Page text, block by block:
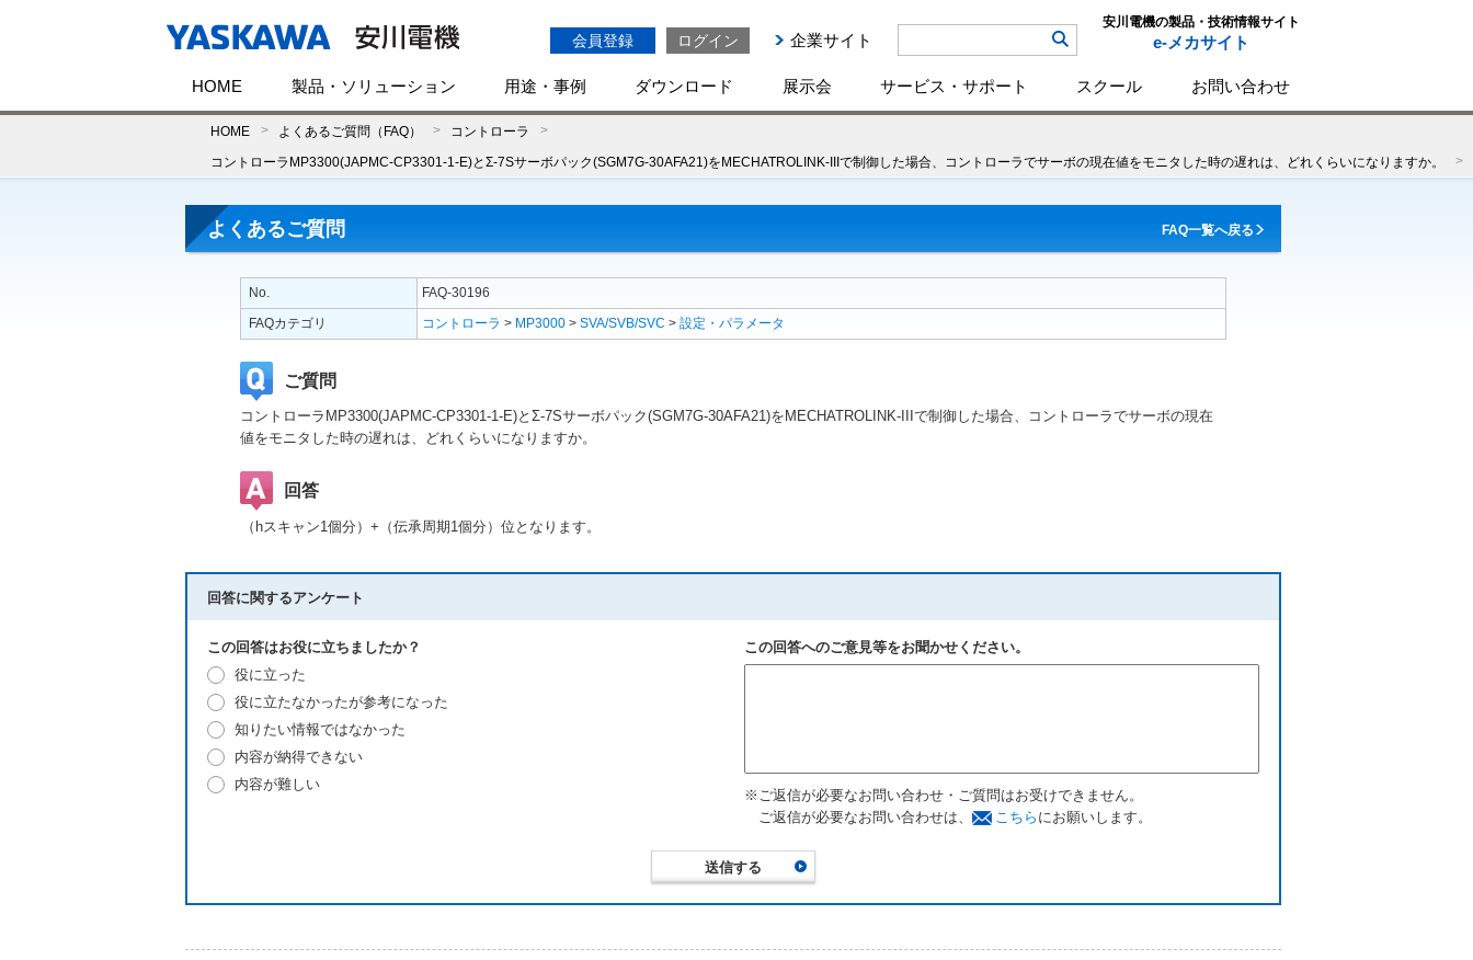
会員登録 ログイン 企業サイト
安川電機の製品・技術情報サイト
e-メカサイト
HOME 製品・ソリューション 用途・事例 ダウンロード 展示会 サービス・サポート スクール お問い合わせ
HOME よくあるご質問（FAQ） コントローラ
コントローラMP3300(JAPMC-CP3301-1-E)とΣ-7Sサーボパック(SGM7G-30AFA21)をMECHATROLINK-IIIで制御した場合、コントローラでサーボの現在値をモニタした時の遅れは、どれくらいになりますか。
よくあるご質問 FAQ一覧へ戻る
No.
FAQ-30196
FAQカテゴリ
コントローラ > MP3000 > SVA/SVB/SVC > 設定・パラメータ
ご質問
コントローラMP3300(JAPMC-CP3301-1-E)とΣ-7Sサーボパック(SGM7G-30AFA21)をMECHATROLINK-IIIで制御した場合、コントローラでサーボの現在
値をモニタした時の遅れは、どれくらいになりますか。
回答
（hスキャン1個分）+（伝承周期1個分）位となります。
回答に関するアンケート
この回答はお役に立ちましたか？
役に立った
役に立たなかったが参考になった
知りたい情報ではなかった
内容が納得できない
内容が難しい
この回答へのご意見等をお聞かせください。
※ご返信が必要なお問い合わせ・ご質問はお受けできません。
ご返信が必要なお問い合わせは、
こちら にお願いします。